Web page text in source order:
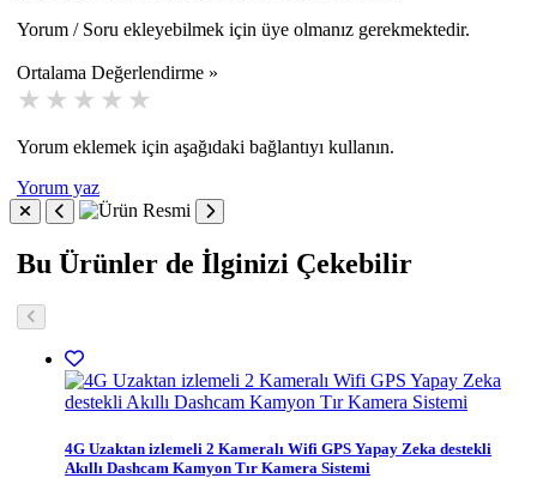
Yorum / Soru ekleyebilmek için üye olmanız gerekmektedir.
Ortalama Değerlendirme »
Yorum eklemek için aşağıdaki bağlantıyı kullanın.
Yorum yaz
Bu Ürünler de İlginizi Çekebilir
4G Uzaktan izlemeli 2 Kameralı Wifi GPS Yapay Zeka destekli
Akıllı Dashcam Kamyon Tır Kamera Sistemi